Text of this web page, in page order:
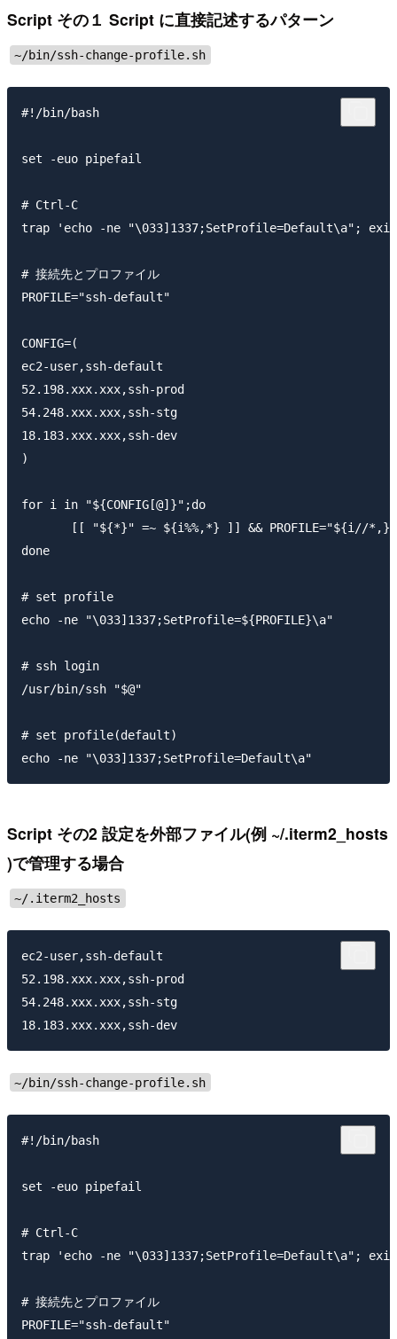
Script その１ Script に直接記述するパターン
~/bin/ssh-change-profile.sh
#!/bin/bash
set -euo pipefail
# Ctrl-C
trap 'echo -ne "\033]1337;SetProfile=Default\a";
# 接続先とプロファイル
PROFILE="ssh-default"
CONFIG=(
ec2-user,ssh-default
52.198.xxx.xxx,ssh-prod
54.248.xxx.xxx,ssh-stg
18.183.xxx.xxx,ssh-dev
)
for i in "${CONFIG[@]}";do
[[ "${*}" =~ ${i%%,*} ]] && PROFILE="${i//*,}"
done
# set profile
echo -ne "\033]1337;SetProfile=${PROFILE}\a"
# ssh login
/usr/bin/ssh "$@"
# set profile(default)
Script その2 設定を外部ファイル(例 ~/.iterm2_hosts
)で管理する場合
~/.iterm2_hosts
ec2-user,ssh-default
52.198.xxx.xxx,ssh-prod
54.248.xxx.xxx,ssh-stg
~/bin/ssh-change-profile.sh
#!/bin/bash
set -euo pipefail
# Ctrl-C
trap 'echo -ne "\033]1337;SetProfile=Default\a";
# 接続先とプロファイル
PROFILE="ssh-default"